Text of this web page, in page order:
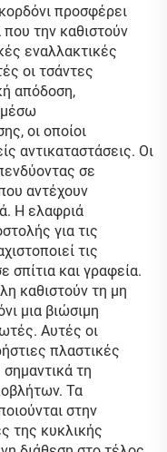
από Χαρτί Kraft
για Μεταφορά
προσφέρει
την καθιστούν
εναλλακτικές
οι τσάντες
απόδοση,
μέσω
οι οποίοι
αντικαταστάσεις. Οι
σε
αντέχουν
Η ελαφριά
για τις
τις
και γραφεία.
καθιστούν τη μη
μια βιώσιμη
Αυτές οι
πλαστικές
τη
Τα
στην
της κυκλικής